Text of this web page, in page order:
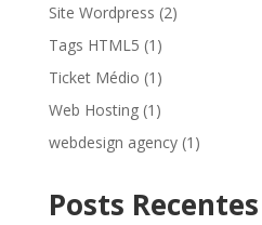
Site Wordpress (2)
Tags HTML5 (1)
Ticket Médio (1)
Web Hosting(1)
webdesign agency(1)
Posts Recentes